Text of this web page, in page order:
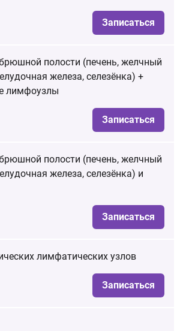
Записаться
полости (печень, желчный
железа, селезёнка) +
лимфоузлы
Записаться
полости (печень, желчный
железа, селезёнка) и
Записаться
лимфатических узлов
Записаться